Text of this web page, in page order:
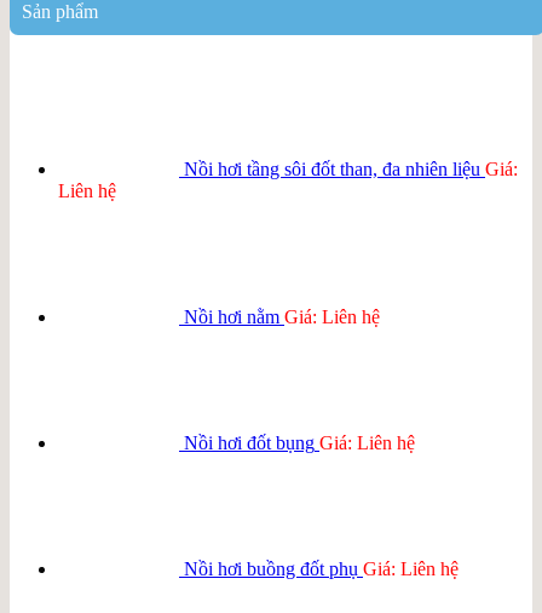
Sản phẩm
Nồi hơi tầng sôi đốt than, đa nhiên liệu Giá:
Liên hệ
Nồi hơi nằm Giá: Liên hệ
Nồi hơi đốt bụng Giá: Liên hệ
Nồi hơi buồng đốt phụ Giá: Liên hệ